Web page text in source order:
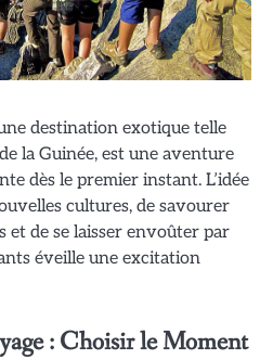
destination exotique telle
la Guinée, est une aventure
dès le premier instant. L’idée
cultures, de savourer
et de se laisser envoûter par
éveille une excitation
: Choisir le Moment